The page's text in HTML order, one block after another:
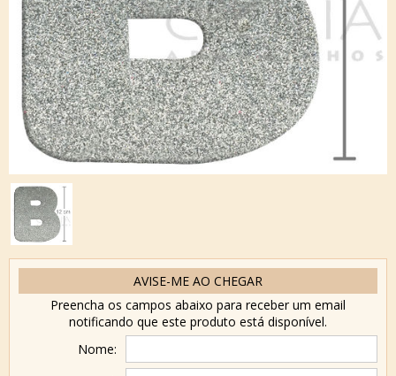
AVISE-ME AO CHEGAR
Preencha os campos abaixo para receber um email
notificando que este produto está disponível.
Nome: